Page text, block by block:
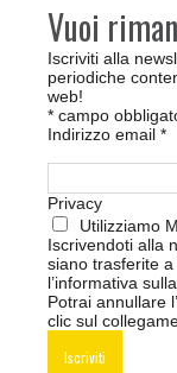
Vuoi
Iscriviti alla
periodiche
web!
* campo
Indirizzo email *
Privacy
Utilizziamo
Iscrivendoti alla
siano trasferite a
l’informativa
Potrai annullare
clic sul